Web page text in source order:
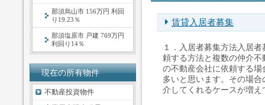
賃貸入居者募集
１．入居者募集方法入居
頼する方法と複数の仲介
の不動産会社に依頼する
多いと思います。その場
介してくれるケースが増
那須烏山市 156万円 利回
り19.23％
那須塩原市 戸建 769万円
利回り14％
現在の所有物件
不動産投資物件